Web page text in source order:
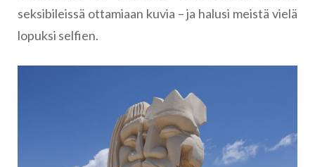
seksibileissä ottamiaan kuvia – ja halusi meistä vielä
lopuksi selfien.